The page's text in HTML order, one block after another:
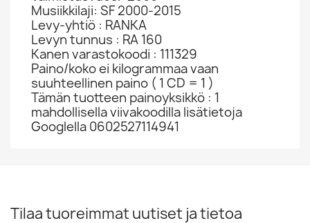
Musiikkilaji: SF 2000-2015
Levy-yhtiö : RANKA
Levyn tunnus : RA 160
Kanen varastokoodi : 111329
Paino/koko ei kilogrammaa vaan
suuhteellinen paino ( 1 CD = 1 )
Tämän tuotteen painoyksikkö : 1
mahdollisella viivakoodilla lisätietoja
Googlella 0602527114941
Tilaa tuoreimmat uutiset ja tietoa